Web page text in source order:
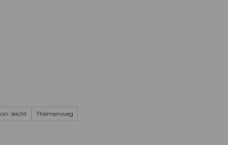
leicht Themenweg